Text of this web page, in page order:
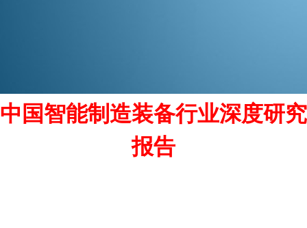
中国智能制造装备行业深度研究
报告